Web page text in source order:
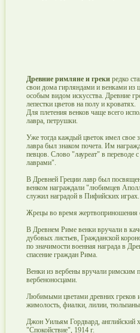
Древние римляне и грекиредко
свои дома гирляндами и венками из
особым видом искусства. Древние
лепестки цветов на полу и кроватях.
Для плетения венков чаще всего
лавра, петрушки.
Уже тогда каждый цветок имел свое
лавра был знаком почета. Им
певцов. Слово "лауреат" в переводе
лаврами".
В Древней Греции лавр был
венком награждали "любимцев
служил наградой в Пифийских играх.
Жрецы во время жертвоприношения
В Древнем Риме венки вручали в
дубовых листьев, Гражданской
по значимости военная награда в
спасение граждан Рима.
Венки из вербены вручали римским
вербеноносцами.
Любимыми цветами древних греков
жимолость, фиалки, лилии,
Джон Уильям Гордвард, английский
"Спокойствие", 1914 г.